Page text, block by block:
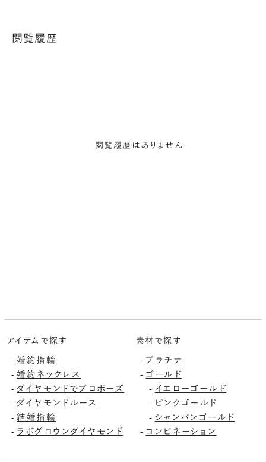
閲覧履歴
閲覧履歴はありません
アイテムで探す
-婚約指輪
-婚約ネックレス
-ダイヤモンドでプロポーズ
-ダイヤモンドルース
-結婚指輪
- ラボグロウンダイヤモンド
素材で探す
- プラチナ
- ゴールド
- イエローゴールド
- ピンクゴールド
- シャンパンゴールド
- コンビネーション